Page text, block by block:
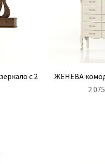
с 2
Быстрый
ЖЕНЕВА
Цена
2